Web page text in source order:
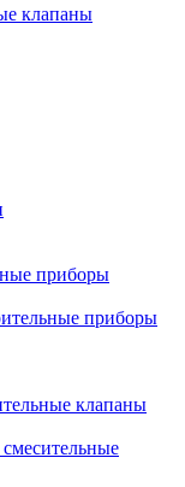
клапаны
приборы
приборы
клапаны